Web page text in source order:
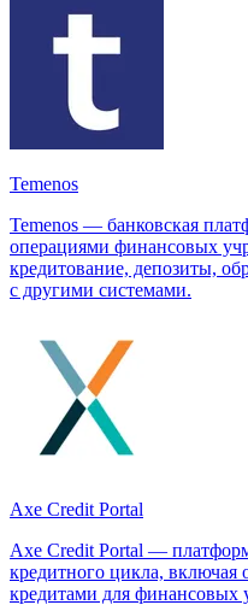
Temenos
Temenos — банковская
операциями финансовых
кредитование, депозиты,
с другими системами.
Axe Credit Portal
Axe Credit Portal —
кредитного цикла, включая
кредитами для финансовых